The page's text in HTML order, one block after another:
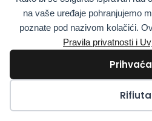
na vaše uređaje pohranjujemo
poznate pod nazivom kolačići.
Pravila privatnosti i
Rifiuta
tua condizione
AURA – CENTRO SANITARIO | Matije
21146168200 |MB:
©2026 MarioLAB |
Hrvatski(Croato)